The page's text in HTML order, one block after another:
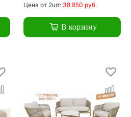
Цена от 2шт: 38 850 руб.
В корзину